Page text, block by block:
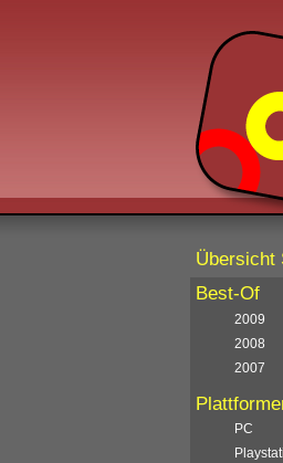
Übersicht
Best-Of
2009
2008
2007
PC